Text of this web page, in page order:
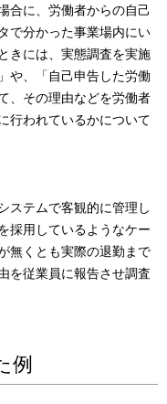
合に、労働者からの自己
で分かった事業場内にい
きには、実態調査を実施
や、「自己申告した労働
、その理由などを労働者
行われているかについて
ステムで客観的に管理し
採用しているようなケー
無くとも実際の退勤まで
を従業員に報告させ調査
例